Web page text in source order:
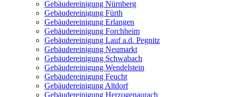
Gebäudereinigung Nürnberg
Gebäudereinigung Fürth
Gebäudereinigung Erlangen
Gebäudereinigung Forchheim
Gebäudereinigung Lauf a.d. Pegnitz
Gebäudereinigung Neumarkt
Gebäudereinigung Schwabach
Gebäudereinigung Wendelstein
Gebäudereinigung Feucht
Gebäudereinigung Altdorf
Gebäudereinigung Herzogenaurach